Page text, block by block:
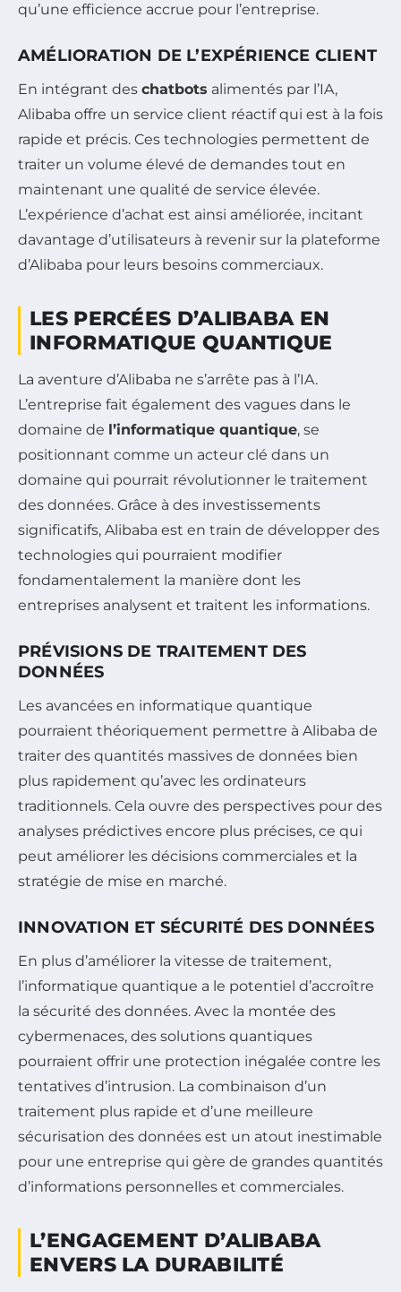
qu’une efficience accrue pour l’entreprise.
AMÉLIORATION DE L’EXPÉRIENCE CLIENT
En intégrant des chatbots alimentés par l’IA,
Alibaba offre un service client réactif qui est à la fois
rapide et précis. Ces technologies permettent de
traiter un volume élevé de demandes tout en
maintenant une qualité de service élevée.
L’expérience d’achat est ainsi améliorée, incitant
davantage d’utilisateurs à revenir sur la plateforme
d’Alibaba pour leurs besoins commerciaux.
LES PERCÉES D’ALIBABA EN
INFORMATIQUE QUANTIQUE
La aventure d’Alibaba ne s’arrête pas à l’IA.
L’entreprise fait également des vagues dans le
domaine de l’informatique quantique, se
positionnant comme un acteur clé dans un
domaine qui pourrait révolutionner le traitement
des données. Grâce à des investissements
significatifs, Alibaba est en train de développer des
technologies qui pourraient modifier
fondamentalement la manière dont les
entreprises analysent et traitent les informations.
PRÉVISIONS DE TRAITEMENT DES
DONNÉES
Les avancées en informatique quantique
pourraient théoriquement permettre à Alibaba de
traiter des quantités massives de données bien
plus rapidement qu’avec les ordinateurs
traditionnels. Cela ouvre des perspectives pour des
analyses prédictives encore plus précises, ce qui
peut améliorer les décisions commerciales et la
stratégie de mise en marché.
INNOVATION ET SÉCURITÉ DES DONNÉES
En plus d’améliorer la vitesse de traitement,
l’informatique quantique a le potentiel d’accroître
la sécurité des données. Avec la montée des
cybermenaces, des solutions quantiques
pourraient offrir une protection inégalée contre les
tentatives d’intrusion. La combinaison d’un
traitement plus rapide et d’une meilleure
sécurisation des données est un atout inestimable
pour une entreprise qui gère de grandes quantités
d’informations personnelles et commerciales.
L’ENGAGEMENT D’ALIBABA
ENVERS LA DURABILITÉ